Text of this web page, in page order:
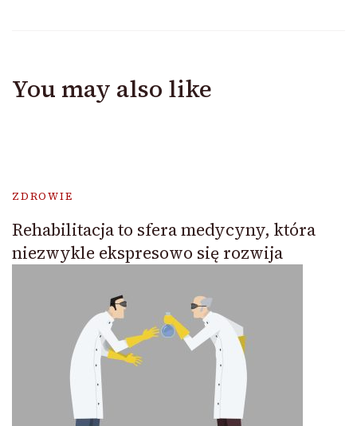
You may also like
ZDROWIE
Rehabilitacja to sfera medycyny, która
niezwykle ekspresowo się rozwija